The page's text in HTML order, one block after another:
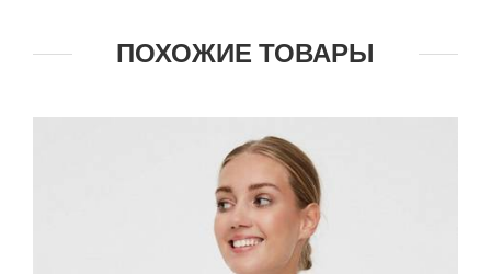
ПОХОЖИЕ ТОВАРЫ